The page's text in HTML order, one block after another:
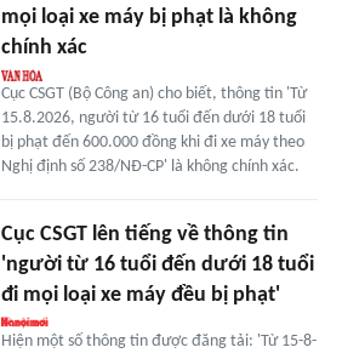
mọi loại xe máy bị phạt là không
chính xác
Cục CSGT (Bộ Công an) cho biết, thông tin 'Từ
15.8.2026, người từ 16 tuổi đến dưới 18 tuổi
bị phạt đến 600.000 đồng khi đi xe máy theo
Nghị định số 238/NĐ-CP' là không chính xác.
Cục CSGT lên tiếng về thông tin
'người từ 16 tuổi đến dưới 18 tuổi
đi mọi loại xe máy đều bị phạt'
Hiện một số thông tin được đăng tải: 'Từ 15-8-